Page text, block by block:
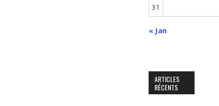
31
« Jan
ARTICLES
RÉCENTS